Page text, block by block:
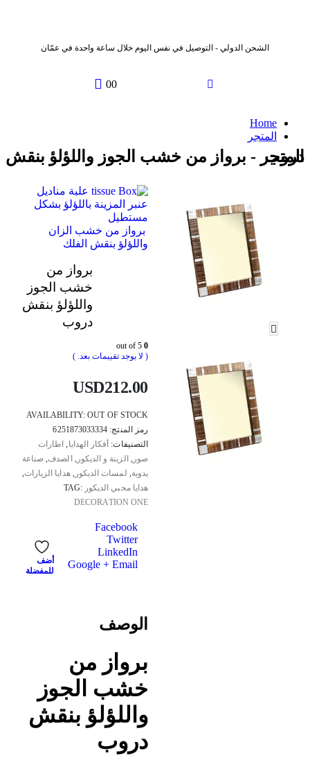
الشحن الدولي - التوصيل في نفس اليوم خلال ساعة واحدة في عمّان
00
Home
المتجر
المتجر - برواز من خشب الجوز واللؤلؤ بنقش دروب
علبة مناديل
عنبر المزينة باللؤلؤ بشكل
مستطيل
برواز من خشب الزان
واللؤلؤ بنقش الفلك
برواز من
خشب الجوز
واللؤلؤ بنقش
دروب
0
( لا يوجد تقييمات بعد. )
USD212.00
AVAILABILITY:OUT OF STOCK
رمز المنتج: 6251873033334
التصنيفات: أفكار الهدايا, اطارات
صور, الزينة و الديكور, الصدف, صناعة
يدوية, لمسات الديكور,هدايا الزيارات,
هدايا محبي الديكور TAG:
DECORATION ONE
Facebook
Twitter
LinkedIn
Google + Email
أضف
للمفضلة
الوصف
برواز من
خشب الجوز
واللؤلؤ بنقش
دروب